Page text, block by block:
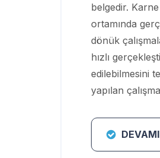
belgedir.
ortamında
dönük
hızlı
edilebilmesini
yapılan